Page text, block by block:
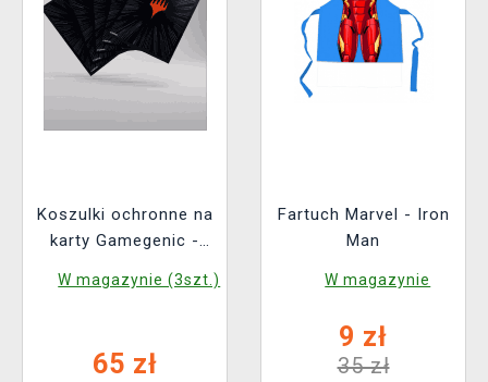
Koszulki ochronne na
karty Gamegenic -
- Premium Double
W magazynie (3szt.)
65 zł
Fartuch Marvel - Iron
Man
W magazynie
9 zł
35 zł